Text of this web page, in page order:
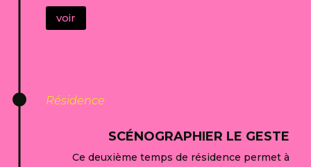
voir
Résidence
SCÉNOGRAPHIER LE GESTE
Ce deuxième temps de résidence permet à